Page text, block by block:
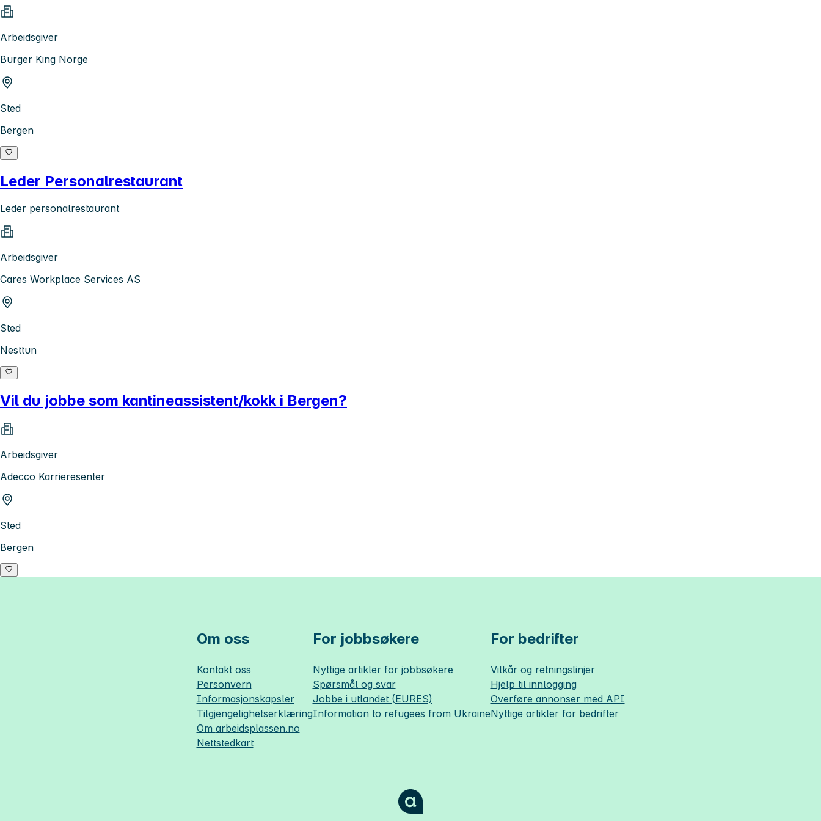
Arbeidsgiver
Burger King Norge
Sted
Bergen
Leder Personalrestaurant
Leder personalrestaurant
Arbeidsgiver
Cares Workplace Services AS
Sted
Nesttun
Vil du jobbe som kantineassistent/kokk i Bergen?
Arbeidsgiver
Adecco Karrieresenter
Sted
Bergen
Om oss
Kontakt oss
Personvern
Informasjonskapsler
Tilgjengelighetserklæring
Om arbeidsplassen.no
Nettstedkart
For jobbsøkere
Nyttige artikler for jobbsøkere
Spørsmål og svar
Jobbe i utlandet (EURES)
Information to refugees from Ukraine
For bedrifter
Vilkår og retningslinjer
Hjelp til innlogging
Overføre annonser med API
Nyttige artikler for bedrifter